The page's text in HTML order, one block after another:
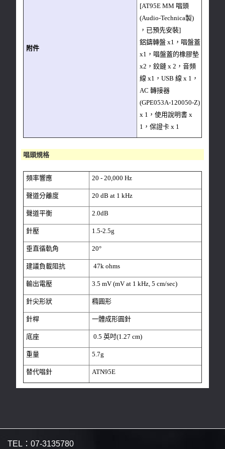
附件
[AT95E MM 唱頭
(Audio-Technica製)
，已預先安裝]
鋁鑄轉盤 x1，唱盤蓋
x1，唱盤蓋的橡膠墊
x2，鉸鏈 x 2，音頻
線 x1，USB 線 x 1，
AC 轉接器
(GPE053A-120050-Z)
x 1，使用說明書 x
1，保證卡 x 1
唱頭規格
頻率響應 20 - 20,000 Hz
聲道分離度 20 dB at 1 kHz
聲道平衡 2.0dB
針壓 1.5-2.5g
垂直循軌角 20°
建議負載阻抗 47k ohms
輸出電壓 3.5 mV (mV at 1 kHz, 5 cm/sec)
針尖形狀 橢圓形
針桿 一體成形圓針
底座 0.5 英吋(1.27 cm)
重量 5.7g
替代唱針 ATN95E
TEL： 07-3135780